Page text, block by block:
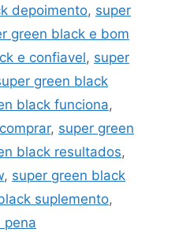
depoimento, super
green black e bom
e confiavel, super
green black
black funciona,
, super green
black resultados,
, super green black
suplemento,
pena